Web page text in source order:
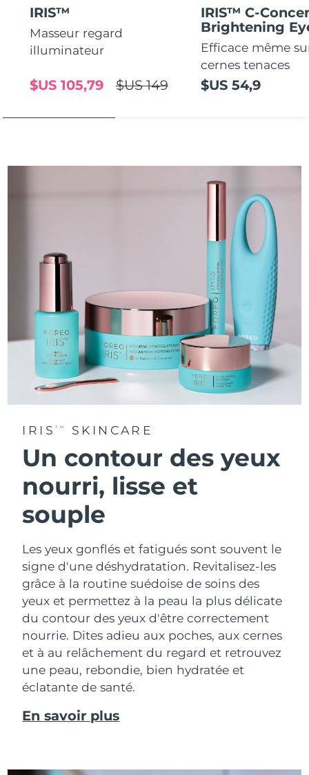
IRIS™
Masseur regard
illuminateur
$US 149
$US 105,79
IRIS™ C-
Brightening
Efficace même
cernes tenaces
$US 54,9
IRISTM SKINCARE
Un contour des yeux
nourri, lisse et
souple
Les yeux gonflés et fatigués sont souvent le
signe d'une déshydratation. Revitalisez-les
grâce à la routine suédoise de soins des
yeux et permettez à la peau la plus délicate
du contour des yeux d'être correctement
nourrie. Dites adieu aux poches, aux cernes
et à au relâchement du regard et retrouvez
une peau, rebondie, bien hydratée et
éclatante de santé.
En savoir plus